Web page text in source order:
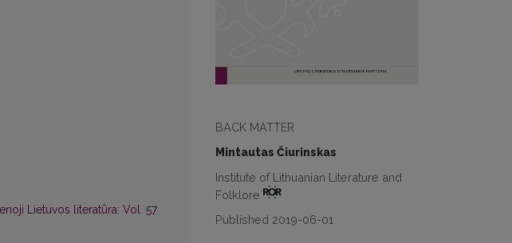
BACK MATTER
Mintautas Čiurinskas
Institute of Lithuanian Literature and
Folklore
Published 2019-06-01
Lietuvos literatūra: Vol. 57